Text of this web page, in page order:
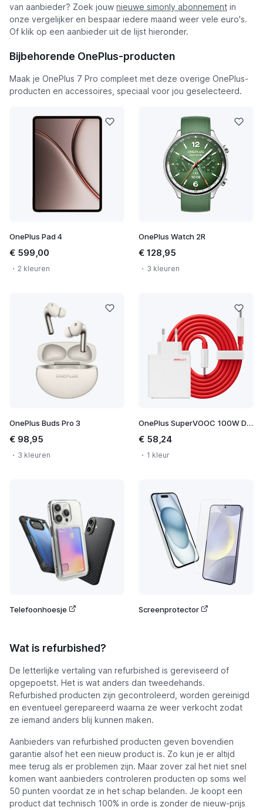
van aanbieder? Zoek jouw nieuwe simonly abonnement in
onze vergelijker en bespaar iedere maand weer vele euro's.
Of klik op een aanbieder uit de lijst hieronder.
Bijbehorende OnePlus-producten
Maak je OnePlus 7 Pro compleet met deze overige OnePlus-
producten en accessoires, speciaal voor jou geselecteerd.
OnePlus Pad 4
€ 599,00
2 kleuren
OnePlus Watch 2R
€ 128,95
3 kleuren
OnePlus Buds Pro 3
€ 98,95
3 kleuren
OnePlus SuperVOOC 100W Dual Ports Power Adapter
€ 58,24
1 kleur
Telefoonhoesje Screenprotector
Wat is refurbished?
De letterlijke vertaling van refurbished is gereviseerd of
opgepoetst. Het is wat anders dan tweedehands.
Refurbished producten zijn gecontroleerd, worden gereinigd
en eventueel gerepareerd waarna ze weer verkocht zodat
ze iemand anders blij kunnen maken.
Aanbieders van refurbished producten geven bovendien
garantie alsof het een nieuw product is. Zo kun je er altijd
mee terug als er problemen zijn. Maar zover zal het niet snel
komen want aanbieders controleren producten op soms wel
50 punten voordat ze in het schap belanden. Je koopt een
product dat technisch 100% in orde is zonder de nieuw-prijs